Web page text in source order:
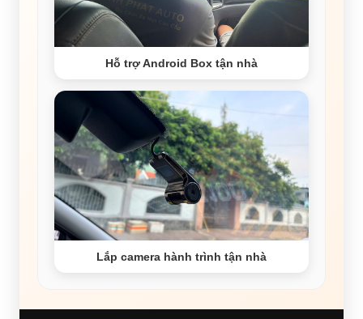
Hỗ trợ Android Box tận nhà
Lắp camera hành trình tận nhà